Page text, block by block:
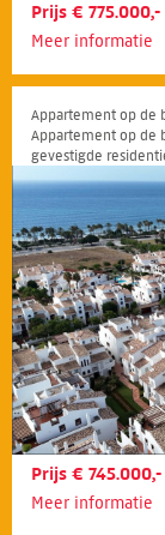
Prijs € 775.000,-
Meer informatie
Appartement op de
Appartement op de
gevestigde
boulevard en het
Prijs € 745.000,-
Meer informatie